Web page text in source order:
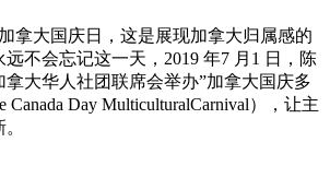
大国庆日，这是展现加拿大归属感的
不会忘记这一天，2019 年7 月1 日，陈
大华人社团联席会举办”加拿大国庆多
Canada Day MulticulturalCarnival），让主